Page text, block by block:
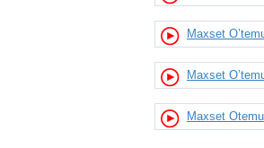
Maxset
Maxset
Maxset